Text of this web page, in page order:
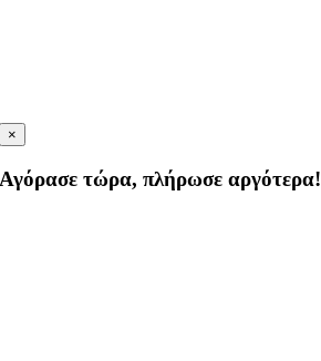
×
Αγόρασε τώρα, πλήρωσε αργότερα!